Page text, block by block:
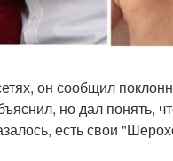
он сообщил
но дал понять,
есть свои